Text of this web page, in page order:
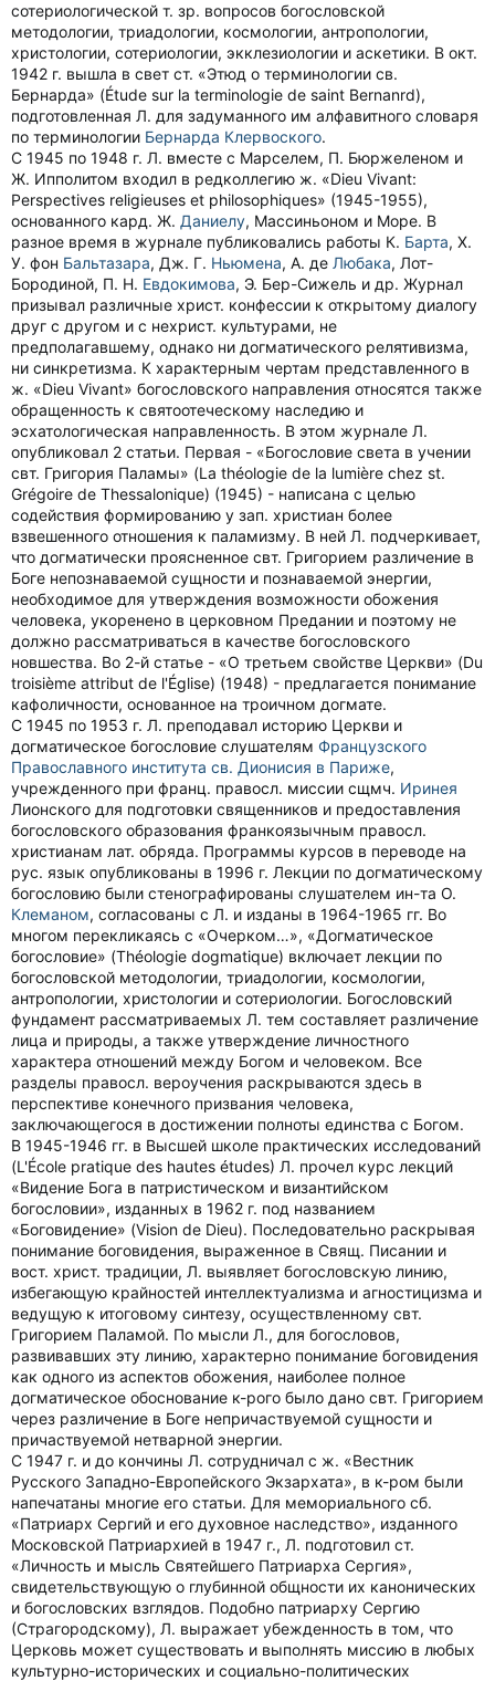
сотериологической т. зр. вопросов богословской
методологии, триадологии, космологии, антропологии,
христологии, сотериологии, экклезиологии и аскетики. В окт.
1942 г. вышла в свет ст. «Этюд о терминологии св.
Бернарда» (Étude sur la terminologie de saint Bernanrd),
подготовленная Л. для задуманного им алфавитного словаря
по терминологии Бернарда Клервоского.
С 1945 по 1948 г. Л. вместе с Марселем, П. Бюржеленом и
Ж. Ипполитом входил в редколлегию ж. «Dieu Vivant:
Perspectives religieuses et philosophiques» (1945-1955),
основанного кард. Ж. Даниелу, Массиньоном и Море. В
разное время в журнале публиковались работы К. Барта, Х.
У. фон Бальтазара, Дж. Г. Ньюмена, А. де Любака, Лот-
Бородиной, П. Н. Евдокимова, Э. Бер-Сижель и др. Журнал
призывал различные христ. конфессии к открытому диалогу
друг с другом и с нехрист. культурами, не
предполагавшему, однако ни догматического релятивизма,
ни синкретизма. К характерным чертам представленного в
ж. «Dieu Vivant» богословского направления относятся также
обращенность к святоотеческому наследию и
эсхатологическая направленность. В этом журнале Л.
опубликовал 2 статьи. Первая - «Богословие света в учении
свт. Григория Паламы» (La théologie de la lumière chez st.
Grégoire de Thessalonique) (1945) - написана с целью
содействия формированию у зап. христиан более
взвешенного отношения к паламизму. В ней Л. подчеркивает,
что догматически проясненное свт. Григорием различение в
Боге непознаваемой сущности и познаваемой энергии,
необходимое для утверждения возможности обожения
человека, укоренено в церковном Предании и поэтому не
должно рассматриваться в качестве богословского
новшества. Во 2-й статье - «О третьем свойстве Церкви» (Du
troisième attribut de l'Église) (1948) - предлагается понимание
кафоличности, основанное на троичном догмате.
С 1945 по 1953 г. Л. преподавал историю Церкви и
догматическое богословие слушателям Французского
Православного института св. Дионисия в Париже,
учрежденного при франц. правосл. миссии сщмч. Иринея
Лионского для подготовки священников и предоставления
богословского образования франкоязычным правосл.
христианам лат. обряда. Программы курсов в переводе на
рус. язык опубликованы в 1996 г. Лекции по догматическому
богословию были стенографированы слушателем ин-та О.
Клеманом, согласованы с Л. и изданы в 1964-1965 гг. Во
многом перекликаясь с «Очерком…», «Догматическое
богословие» (Théologie dogmatique) включает лекции по
богословской методологии, триадологии, космологии,
антропологии, христологии и сотериологии. Богословский
фундамент рассматриваемых Л. тем составляет различение
лица и природы, а также утверждение личностного
характера отношений между Богом и человеком. Все
разделы правосл. вероучения раскрываются здесь в
перспективе конечного призвания человека,
заключающегося в достижении полноты единства с Богом.
В 1945-1946 гг. в Высшей школе практических исследований
(L'École pratique des hautes études) Л. прочел курс лекций
«Видение Бога в патристическом и византийском
богословии», изданных в 1962 г. под названием
«Боговидение» (Vision de Dieu). Последовательно раскрывая
понимание боговидения, выраженное в Свящ. Писании и
вост. христ. традиции, Л. выявляет богословскую линию,
избегающую крайностей интеллектуализма и агностицизма и
ведущую к итоговому синтезу, осуществленному свт.
Григорием Паламой. По мысли Л., для богословов,
развивавших эту линию, характерно понимание боговидения
как одного из аспектов обожения, наиболее полное
догматическое обоснование к-рого было дано свт. Григорием
через различение в Боге непричаствуемой сущности и
причаствуемой нетварной энергии.
С 1947 г. и до кончины Л. сотрудничал с ж. «Вестник
Русского Западно-Европейского Экзархата», в к-ром были
напечатаны многие его статьи. Для мемориального сб.
«Патриарх Сергий и его духовное наследство», изданного
Московской Патриархией в 1947 г., Л. подготовил ст.
«Личность и мысль Святейшего Патриарха Сергия»,
свидетельствующую о глубинной общности их канонических
и богословских взглядов. Подобно патриарху Сергию
(Страгородскому), Л. выражает убежденность в том, что
Церковь может существовать и выполнять миссию в любых
культурно-исторических и социально-политических